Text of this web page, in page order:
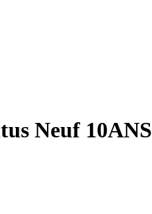
Neuf 10ANS